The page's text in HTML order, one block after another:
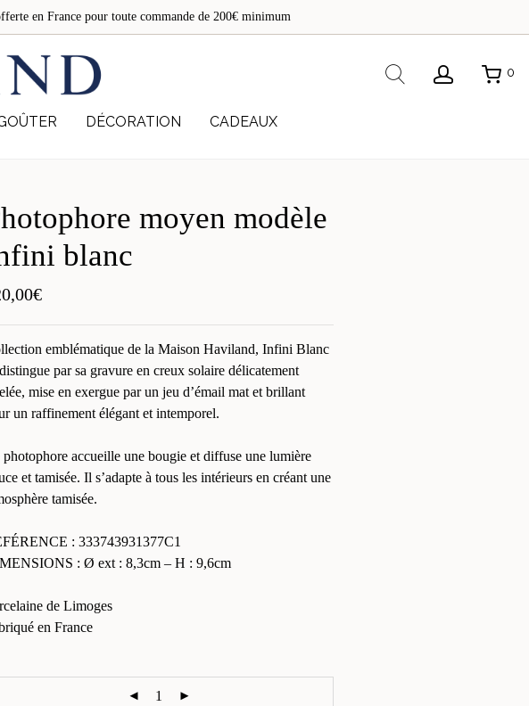
en France pour toute commande de 200€ minimum
DÉCORATION CADEAUX
Rechercher0
moyen modèle
blanc
€
emblématique de la Maison Haviland, Infini Blanc
par sa gravure en creux solaire délicatement
mise en exergue par un jeu d’émail mat et brillant
un raffinement élégant et intemporel.
photophore accueille une bougie et diffuse une lumière
et tamisée. Il s’adapte à tous les intérieurs en créant une
tamisée.
: 333743931377C1
: Ø ext : 8,3cm – H : 9,6cm
de Limoges
en France